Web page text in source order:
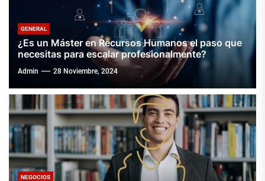
GENERAL
¿Es un Máster en Recursos Humanos el paso que
necesitas para escalar profesionalmente?
Admin 28 Noviembre, 2024
NEGOCIOS